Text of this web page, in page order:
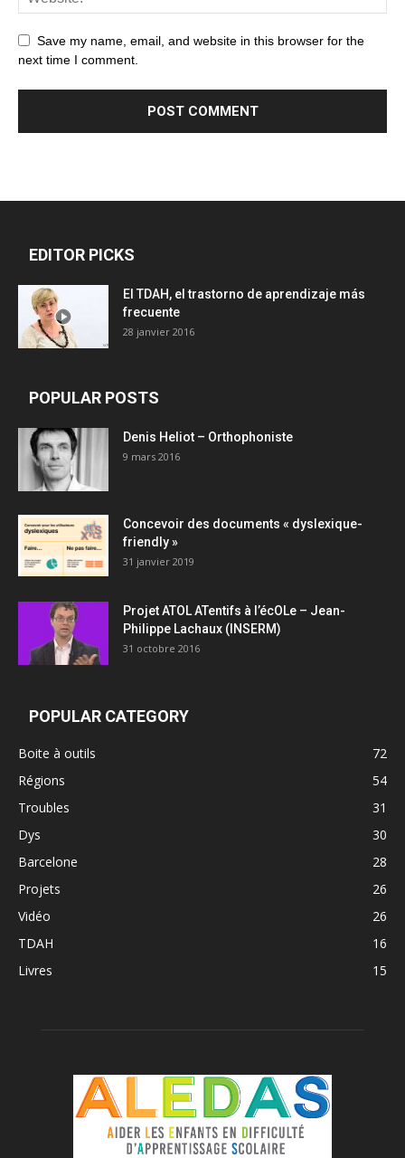
Save my name, email, and website in this browser for the
next time I comment.
EDITOR PICKS
El TDAH, el trastorno de aprendizaje más
frecuente
28 janvier 2016
POPULAR POSTS
Denis Heliot – Orthophoniste
9 mars 2016
Concevoir des documents « dyslexique-
friendly »
31 janvier 2019
Projet ATOL ATentifs à l’écOLe – Jean-
Philippe Lachaux (INSERM)
31 octobre 2016
POPULAR CATEGORY
Boite à outils
72
Régions
54
Troubles
31
Dys
30
Barcelone
28
Projets
26
Vidéo
26
TDAH
16
Livres
15